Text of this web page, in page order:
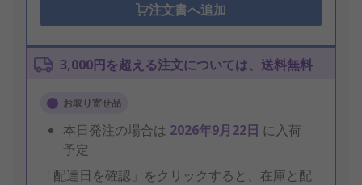
注文書へ追加
3,000円を超える注文については、送料無料
お取り寄せ品
本日発注の場合は 2026年9月22日 に入荷
予定
「配達日を確認」をクリックすると、在庫と配